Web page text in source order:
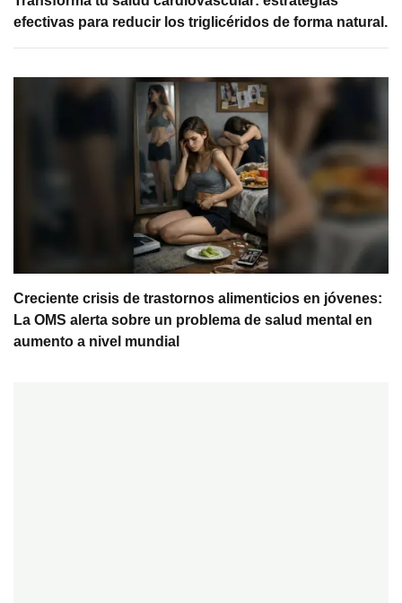
efectivas para reducir los triglicéridos de forma natural.
Creciente crisis de trastornos alimenticios en jóvenes:
La OMS alerta sobre un problema de salud mental en
aumento a nivel mundial